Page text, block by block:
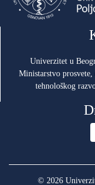
Univerzitet u
Ministarstvo prosvete,
tehnološkog
© 2026